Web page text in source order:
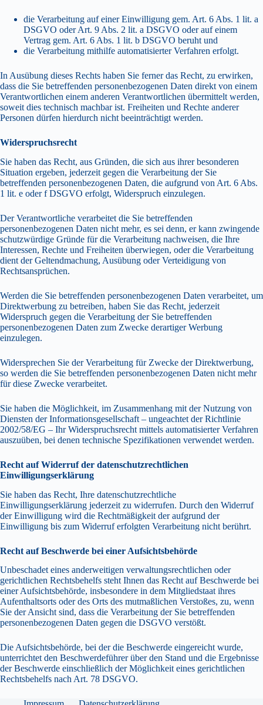
die Verarbeitung auf einer Einwilligung gem. Art. 6 Abs. 1 lit. a
DSGVO oder Art. 9 Abs. 2 lit. a DSGVO oder auf einem
Vertrag gem. Art. 6 Abs. 1 lit. b DSGVO beruht und
die Verarbeitung mithilfe automatisierter Verfahren erfolgt.
In Ausübung dieses Rechts haben Sie ferner das Recht, zu erwirken,
dass die Sie betreffenden personenbezogenen Daten direkt von einem
Verantwortlichen einem anderen Verantwortlichen übermittelt werden,
soweit dies technisch machbar ist. Freiheiten und Rechte anderer
Personen dürfen hierdurch nicht beeinträchtigt werden.
Widerspruchsrecht
Sie haben das Recht, aus Gründen, die sich aus ihrer besonderen
Situation ergeben, jederzeit gegen die Verarbeitung der Sie
betreffenden personenbezogenen Daten, die aufgrund von Art. 6 Abs.
1 lit. e oder f DSGVO erfolgt, Widerspruch einzulegen.
Der Verantwortliche verarbeitet die Sie betreffenden
personenbezogenen Daten nicht mehr, es sei denn, er kann zwingende
schutzwürdige Gründe für die Verarbeitung nachweisen, die Ihre
Interessen, Rechte und Freiheiten überwiegen, oder die Verarbeitung
dient der Geltendmachung, Ausübung oder Verteidigung von
Rechtsansprüchen.
Werden die Sie betreffenden personenbezogenen Daten verarbeitet, um
Direktwerbung zu betreiben, haben Sie das Recht, jederzeit
Widerspruch gegen die Verarbeitung der Sie betreffenden
personenbezogenen Daten zum Zwecke derartiger Werbung
einzulegen.
Widersprechen Sie der Verarbeitung für Zwecke der Direktwerbung,
so werden die Sie betreffenden personenbezogenen Daten nicht mehr
für diese Zwecke verarbeitet.
Sie haben die Möglichkeit, im Zusammenhang mit der Nutzung von
Diensten der Informationsgesellschaft – ungeachtet der Richtlinie
2002/58/EG – Ihr Widerspruchsrecht mittels automatisierter Verfahren
auszuüben, bei denen technische Spezifikationen verwendet werden.
Recht auf Widerruf der datenschutzrechtlichen
Einwilligungserklärung
Sie haben das Recht, Ihre datenschutzrechtliche
Einwilligungserklärung jederzeit zu widerrufen. Durch den Widerruf
der Einwilligung wird die Rechtmäßigkeit der aufgrund der
Einwilligung bis zum Widerruf erfolgten Verarbeitung nicht berührt.
Recht auf Beschwerde bei einer Aufsichtsbehörde
Unbeschadet eines anderweitigen verwaltungsrechtlichen oder
gerichtlichen Rechtsbehelfs steht Ihnen das Recht auf Beschwerde bei
einer Aufsichtsbehörde, insbesondere in dem Mitgliedstaat ihres
Aufenthaltsorts oder des Orts des mutmaßlichen Verstoßes, zu, wenn
Sie der Ansicht sind, dass die Verarbeitung der Sie betreffenden
personenbezogenen Daten gegen die DSGVO verstößt.
Die Aufsichtsbehörde, bei der die Beschwerde eingereicht wurde,
unterrichtet den Beschwerdeführer über den Stand und die Ergebnisse
der Beschwerde einschließlich der Möglichkeit eines gerichtlichen
Rechtsbehelfs nach Art. 78 DSGVO.